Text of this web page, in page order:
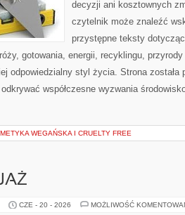
decyzji ani kosztownych
czytelnik może znaleźć
przystępne teksty
gotowania, energii, recyklingu,
odpowiedzialny styl życia. Strona została
współczesne wyzwania
WEGAŃSKA I CRUELTY FREE
CZE - 20 - 2026 MOŻLIWOŚĆ